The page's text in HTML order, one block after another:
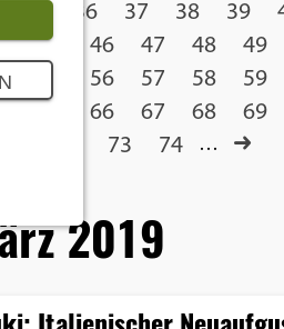
36 37 38 39
45 46 47 48 49
56 57 58 59
66 67 68 69
73
74 …
2019